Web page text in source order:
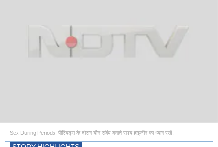
जानें पीरियड के दौरान यौन संबंध (Period Sex) बनाने चाहिए या नहीं.